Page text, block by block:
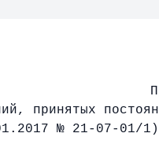
принятых
№ 21-07-01/